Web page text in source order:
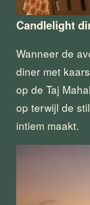
Candlelight
Wanneer de
diner met
op de Taj
op terwijl de
intiem maakt.